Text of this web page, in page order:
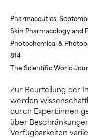
Pharmaceutics,
Skin Pharmacology and
Photochemical &
814
The Scientific World
Zur Beurteilung der
werden
durch Expert:innen
über
Verfügbarkeiten
wächst,
SEHR
hilfreich
wächst,
SEHR
hilfreich